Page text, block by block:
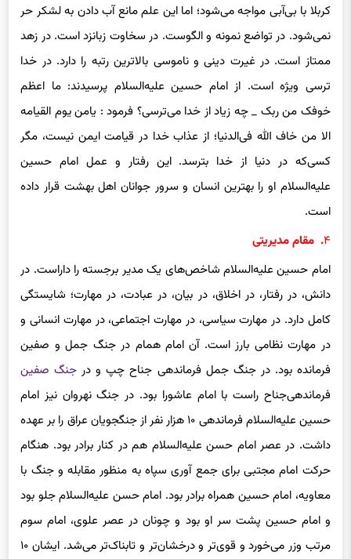
کربلا با بی‌آبی ‌مواجه می‌شود؛ اما این علم مانع آب دادن به لشکر حر
نمی‌شود. در تواضع نمونه و الگوست. در سخاوت زبانزد است. در زهد
ممتاز است. در غیرت دینی ‌و ناموسی‌ بالاترین رتبه را دارد. در خدا
ترسی ‌ویژه است. از امام حسین علیه‌السلام پرسیدند: ما اعظم
خوفک من ربک _ چه زیاد از خدا می‌ترسی؟ فرمود : یامنیوم القیامه
الا من خافالله فی‌الدنیا؛ از عذاب خدا در قیامت ایمن نیست، مگر
کسی‌که در دنیا از خدا بترسد. این رفتار و عمل امام حسین
علیه‌السلام او را بهترین انسان و سرور جوانان اهل بهشت قرار داده
است.
۴. مقام مدیریتی‌
امام حسین علیه‌السلام شاخص‌های ‌یک مدیر برجسته را داراست. در
دانش، در رفتار، در اخلاق، در بیان، در عبادت، در مهارت؛ شایستگی‌
کامل دارد. در مهارت سیاسی‌، در مهارت اجتماعی‌، در مهارت انسانی‌ و
در مهارت نظامی‌ بارز است. آن امام همام در جنگ جمل و صفین
فرمانده بود. در جنگ جمل فرماندهی‌ جناح چپ و در جنگ صفین
فرماندهی‌جناح راست با امام عاشورا بود. در جنگ نهروان نیز امام
حسین علیه‌السلام فرماندهی ‌۱۰ هزار نفر از جنگجویان عراق را بر عهده
داشت. در عصر امام حسن علیه‌السلام هم در کنار برادر بود. هنگام
حرکت امام مجتبی ‌برای‌ جمع آوری ‌سپاه به منظور مقابله و جنگ با
معاویه، امام حسین همراه برادر بود. امام حسن علیه‌السلام جلو بود
و امام حسین پشت سر او بود و چونان در عصر علوی‌، امام سوم
مرتب وزر
می‌خورد و قوی‌تر و درخشان‌تر و تابناک‌تر می‌شد. ایشان ۱۰